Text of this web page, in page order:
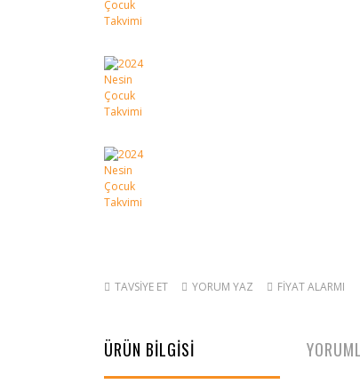
TAVSİYE ET YORUM YAZ FİYAT ALARMI
ÜRÜN BİLGİSİ